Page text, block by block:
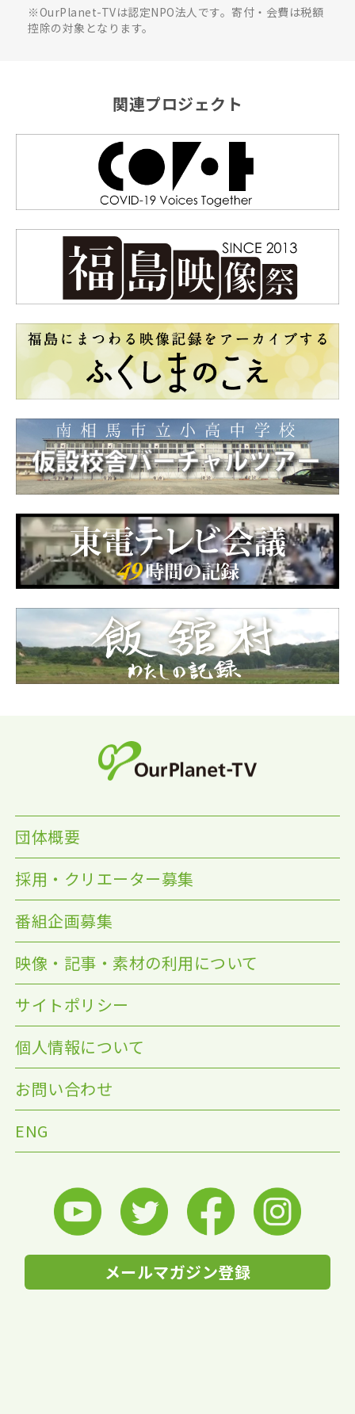
※OurPlanet-TVは認定NPO法人です。寄付・会費は税額
控除の対象となります。
関連プロジェクト
団体概要
採用・クリエーター募集
番組企画募集
映像・記事・素材の利用について
サイトポリシー
個人情報について
お問い合わせ
ENG
メールマガジン登録